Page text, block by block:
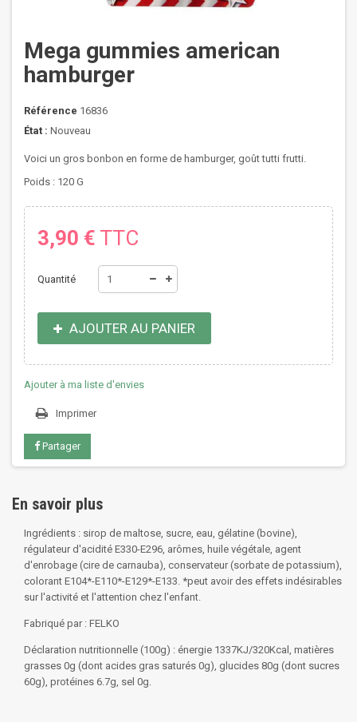
Mega gummies american
hamburger
Référence 16836
État : Nouveau
Voici un gros bonbon en forme de hamburger, goût tutti frutti.
Poids : 120 G
3,90 € TTC
Quantité
AJOUTER AU PANIER
Ajouter à ma liste d'envies
Imprimer
Partager
En savoir plus
Ingrédients : sirop de maltose, sucre, eau, gélatine (bovine),
régulateur d'acidité E330-E296, arômes, huile végétale, agent
d'enrobage (cire de carnauba), conservateur (sorbate de potassium),
colorant E104*-E110*-E129*-E133. *peut avoir des effets indésirables
sur l'activité et l'attention chez l'enfant.
Fabriqué par : FELKO
Déclaration nutritionnelle (100g) : énergie 1337KJ/320Kcal, matières
grasses 0g (dont acides gras saturés 0g), glucides 80g (dont sucres
60g), protéines 6.7g, sel 0g.